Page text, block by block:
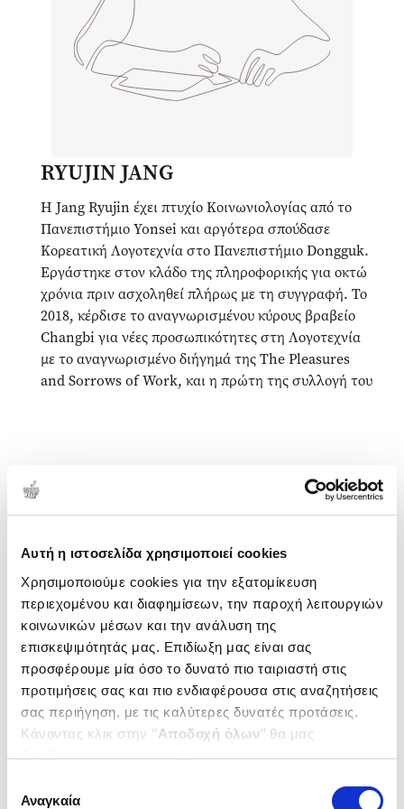
Αυτή η ιστοσελίδα χρησιμοποιεί cookies
Χρησιμοποιούμε cookies για την εξατομίκευση
περιεχομένου και διαφημίσεων, την παροχή λειτουργιών
κοινωνικών μέσων και την ανάλυση της
επισκεψιμότητάς μας. Επιδίωξη μας είναι σας
προσφέρουμε μία όσο το δυνατό πιο ταιριαστή στις
προτιμήσεις σας και πιο ενδιαφέρουσα στις αναζητήσεις
σας περιήγηση, με τις καλύτερες δυνατές προτάσεις.
Κάνοντας κλικ στην ‘’Αποδοχή όλων’’ θα μας
βοηθήσετε να ανταποκριθούμε στα παραπάνω.
ενδιαφέρουν και να επιλέξετε από τα παρακάτω με την
συγκατάθεσης
Αναγκαία
RYUJIN JANG
Η Jang Ryujin έχει πτυχίο Κοινωνιολογίας από το
Πανεπιστήμιο Yonsei και αργότερα σπούδασε
Κορεατική Λογοτεχνία στο Πανεπιστήμιο Dongguk.
Εργάστηκε στον κλάδο της πληροφορικής για οκτώ
χρόνια πριν ασχοληθεί πλήρως με τη συγγραφή. Το
2018, κέρδισε το αναγνωρισμένου κύρους βραβείο
Changbi για νέες προσωπικότητες στη Λογοτεχνία
με το αναγνωρισμένο διήγημά της The Pleasures
and Sorrows of Work, και η πρώτη της συλλογή του
1-1 από 1 προϊόντα
Δημοτικότητα